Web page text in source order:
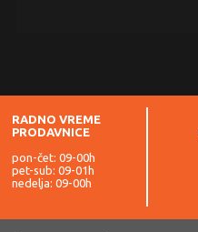
RADNO VREME
PRODAVNICE
pon-čet: 09-00h
pet-sub: 09-01h
nedelja: 09-00h